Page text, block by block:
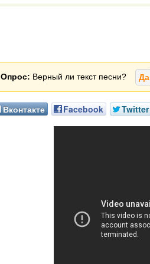
Опрос: Верный ли текст песни? Да
Вконтакте Facebook Twitter